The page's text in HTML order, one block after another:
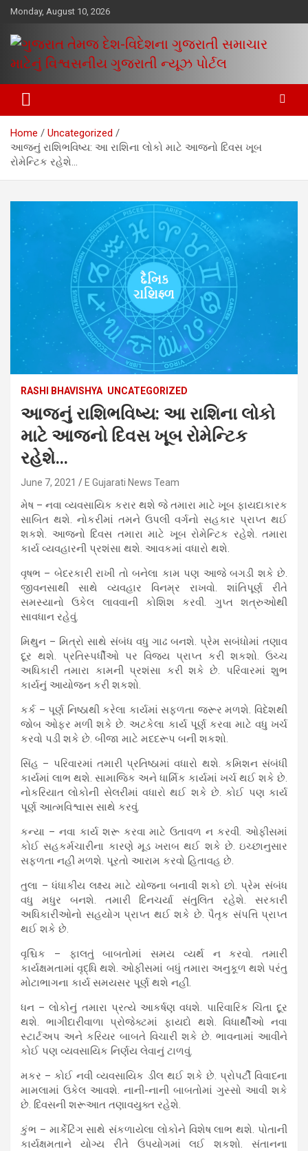
Skip
content
Monday, August 10, 2026
ગુજરાત તેમજ દેશ-વિદેશના ગુજરાતી
સમાચાર માટેનું વિશ્વસનીય ગુજરાતી
ન્યૂઝ પોર્ટલ
Home
Uncategorized
આજનું રાશિભવિષ્ય: આ રાશિના લોકો માટે આજનો દિવસ ખૂબ
રોમેન્ટિક રહેશે…
RASHI BHAVISHYA UNCATEGORIZED
આજનું રાશિભવિષ્ય: આ રાશિના લોકો
માટે આજનો દિવસ ખૂબ રોમેન્ટિક
રહેશે…
June 7, 2021 E Gujarati News Team
મેષ – નવા વ્યવસાયિક કરાર થશે જે તમારા માટે ખૂબ ફાયદાકારક
સાબિત થશે. નોકરીમાં તમને ઉપલી વર્ગનો સહકાર પ્રાપ્ત થઈ
શકશે. આજનો દિવસ તમારા માટે ખૂબ રોમેન્ટિક રહેશે. તમારા
કાર્ય વ્યવહારની પ્રશંસા થશે. આવકમાં વધારો થશે.
વૃષભ – બેદરકારી રાખી તો બનેલા કામ પણ આજે બગડી શકે છે.
જીવનસાથી સાથે વ્યવહાર વિનમ્ર રાખવો. શાંતિપૂર્ણ રીતે
સમસ્યાનો ઉકેલ લાવવાની કોશિશ કરવી. ગુપ્ત શત્રુઓથી
સાવધાન રહેવું.
મિથુન – મિત્રો સાથે સંબંધ વધુ ગાઢ બનશે. પ્રેમ સબંધોમાં તણાવ
દૂર થશે. પ્રતિસ્પર્ધીઓ પર વિજય પ્રાપ્ત કરી શકશો. ઉચ્ચ
અધિકારી તમારા કામની પ્રશંસા કરી શકે છે. પરિવારમાં શુભ
કાર્યનું આયોજન કરી શકશો.
કર્ક – પૂર્ણ નિષ્ઠાથી કરેલા કાર્યમાં સફળતા જરૂર મળશે. વિદેશથી
જોબ ઓફર મળી શકે છે. અટકેલા કાર્ય પૂર્ણ કરવા માટે વધુ ખર્ચ
કરવો પડી શકે છે. બીજા માટે મદદરૂપ બની શકશો.
સિંહ – પરિવારમાં તમારી પ્રતિષ્ઠામાં વધારો થશે. કમિશન સંબંધી
કાર્યમાં લાભ થશે. સામાજિક અને ધાર્મિક કાર્યમાં ખર્ચ થઈ શકે છે.
નોકરિયાત લોકોની સેલરીમાં વધારો થઈ શકે છે. કોઈ પણ કાર્ય
પૂર્ણ આત્મવિશ્વાસ સાથે કરવું.
કન્યા – નવા કાર્ય શરૂ કરવા માટે ઉતાવળ ન કરવી. ઓફીસમાં
કોઈ સહકર્મચારીના કારણે મૂડ ખરાબ થઈ શકે છે. ઇચ્છાનુસાર
સફળતા નહીં મળશે. પૂરતો આરામ કરવો હિતાવહ છે.
તુલા – ધંધાકીય લક્ષ્ય માટે યોજના બનાવી શકો છો. પ્રેમ સંબંધ
વધુ મધુર બનશે. તમારી દિનચર્યા સંતુલિત રહેશે. સરકારી
અધિકારીઓનો સહયોગ પ્રાપ્ત થઈ શકે છે. પૈતૃક સંપત્તિ પ્રાપ્ત
થઈ શકે છે.
વૃશ્ચિક – ફાલતું બાબતોમાં સમય વ્યર્થ ન કરવો. તમારી
કાર્યક્ષમતામાં વૃદ્ધિ થશે. ઓફીસમાં બધું તમારા અનુકૂળ થશે પરંતુ
મોટાભાગના કાર્ય સમયસર પૂર્ણ થશે નહીં.
ધન – લોકોનું તમારા પ્રત્યે આકર્ષણ વધશે. પારિવારિક ચિંતા દૂર
થશે. ભાગીદારીવાળા પ્રોજેક્ટમાં ફાયદો થશે. વિધાર્થીઓ નવા
સ્ટાર્ટઅપ અને કરિયર બાબતે વિચારી શકે છે. ભાવનામાં આવીને
કોઈ પણ વ્યવસાયિક નિર્ણય લેવાનું ટાળવું.
મકર – કોઈ નવી વ્યવસાયિક ડીલ થઈ શકે છે. પ્રોપર્ટી વિવાદના
મામલામાં ઉકેલ આવશે. નાની-નાની બાબતોમાં ગુસ્સો આવી શકે
છે. દિવસની શરૂઆત તણાવયુક્ત રહેશે.
કુંભ – માર્કેટિંગ સાથે સંકળાયેલા લોકોને વિશેષ લાભ થશે. પોતાની
કાર્યક્ષમતાને યોગ્ય રીતે ઉપયોગમાં લઈ શકશો. સંતાનના